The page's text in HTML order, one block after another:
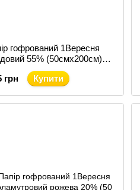
гофрований 1Вересня
55% (50смх200см)
грн
Купити